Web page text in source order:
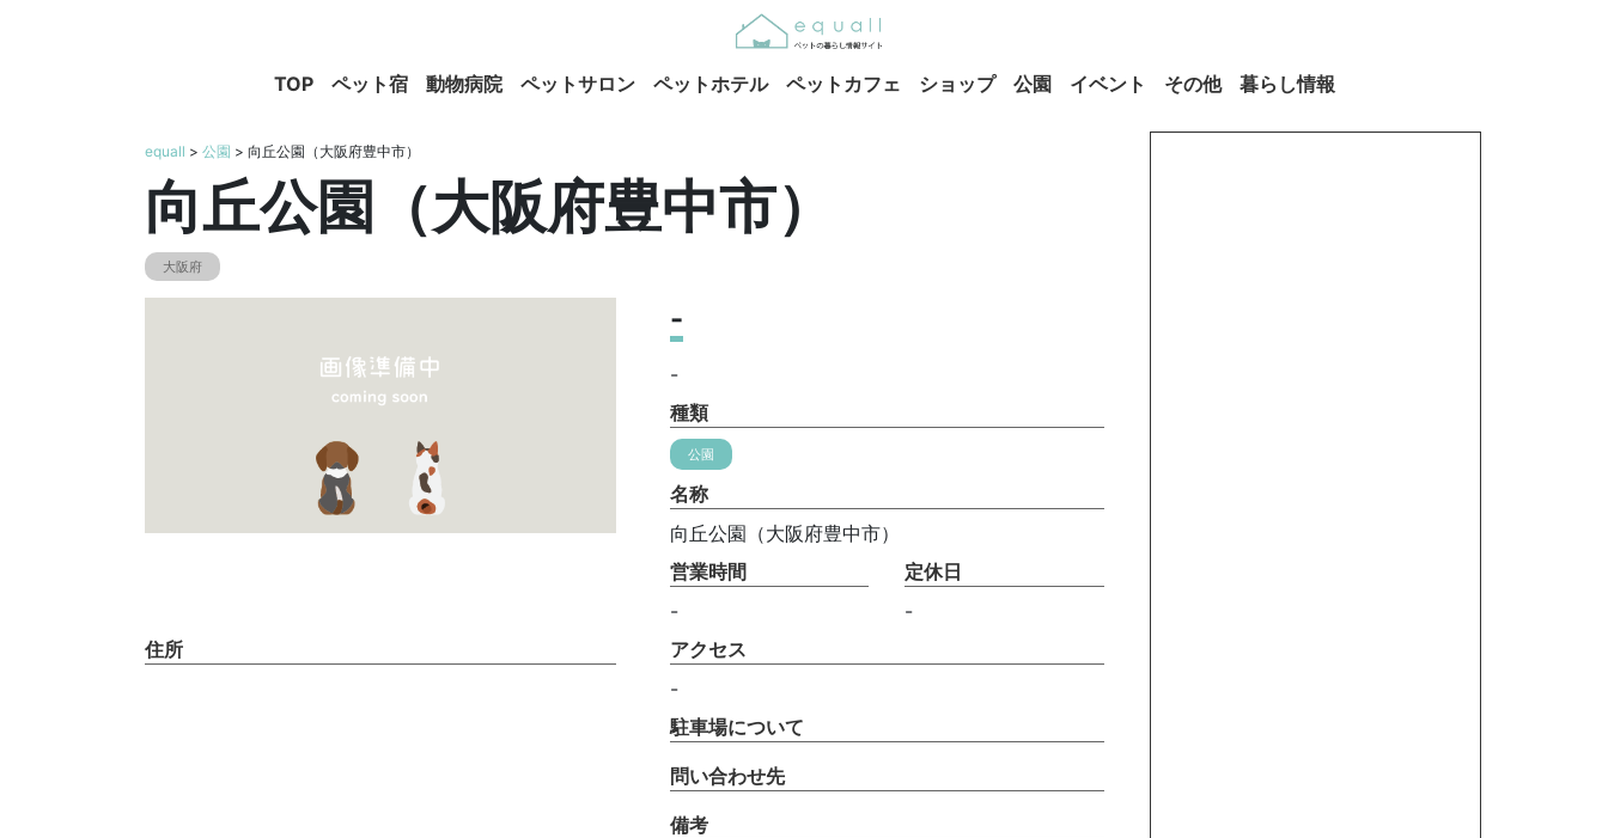
TOP ペット宿 動物病院 ペットサロン ペットホテル ペットカフェ ショップ 公園 イベント その他 暮らし情報
equall > 公園 > 向丘公園（大阪府豊中市）
向丘公園（大阪府豊中市）
大阪府
-
-
種類
公園
名称
向丘公園（大阪府豊中市）
営業時間
-
定休日
-
住所
アクセス
-
駐車場について
問い合わせ先
備考